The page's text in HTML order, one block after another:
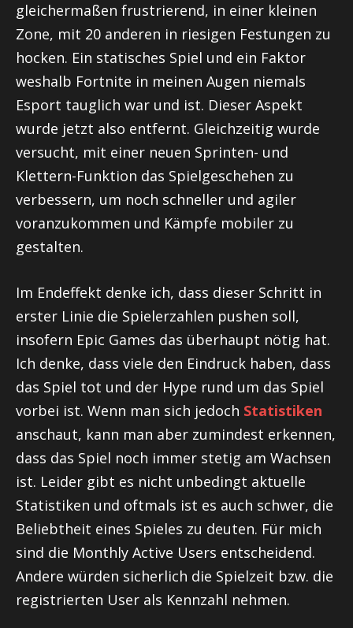
gleichermaßen frustrierend, in einer kleinen
Zone, mit 20 anderen in riesigen Festungen zu
hocken. Ein statisches Spiel und ein Faktor
weshalb Fortnite in meinen Augen niemals
Esport tauglich war und ist. Dieser Aspekt
wurde jetzt also entfernt. Gleichzeitig wurde
versucht, mit einer neuen Sprinten- und
Klettern-Funktion das Spielgeschehen zu
verbessern, um noch schneller und agiler
voranzukommen und Kämpfe mobiler zu
gestalten.
Im Endeffekt denke ich, dass dieser Schritt in
erster Linie die Spielerzahlen pushen soll,
insofern Epic Games das überhaupt nötig hat.
Ich denke, dass viele den Eindruck haben, dass
das Spiel tot und der Hype rund um das Spiel
vorbei ist. Wenn man sich jedoch Statistiken
anschaut, kann man aber zumindest erkennen,
dass das Spiel noch immer stetig am Wachsen
ist. Leider gibt es nicht unbedingt aktuelle
Statistiken und oftmals ist es auch schwer, die
Beliebtheit eines Spieles zu deuten. Für mich
sind die Monthly Active Users entscheidend.
Andere würden sicherlich die Spielzeit bzw. die
registrierten User als Kennzahl nehmen.